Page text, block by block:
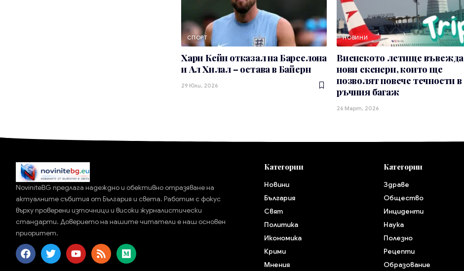
СПОРТ
Хари Кейн отказал на Барселона
и Ал Хилал – остава в Байерн
29 Юли, 2026
НОВИНИ
Виенското летище въвежда
нови скенери, които ще
позволят повече течности в
ръчния багаж
26 Март, 2026
NoviniteBG предлага надеждно и обективно отразяване на
актуалните събития от България и света. Работим с фокус
върху проверени източници и високи журналистически
стандарти. Доверието на нашите читатели е наш основен
приоритет.
Категории
Новини
България
Свят
Политика
Икономика
Крими
Мнения
Категории
Здраве
Общество
Инциденти
Наука
Полезно
Рецепти
Образование